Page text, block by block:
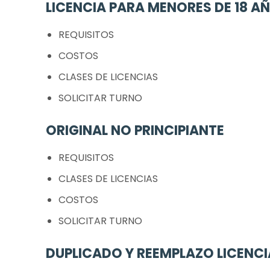
LICENCIA PARA MENORES DE 18
REQUISITOS
COSTOS
CLASES DE LICENCIAS
SOLICITAR TURNO
ORIGINAL NO PRINCIPIANTE
REQUISITOS
CLASES DE LICENCIAS
COSTOS
SOLICITAR TURNO
DUPLICADO Y REEMPLAZO